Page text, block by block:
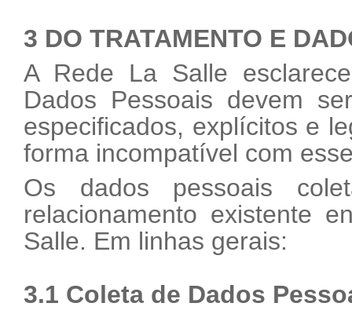
3 DO TRATAMENTO E
A Rede La Salle
Dados Pessoais devem
especificados, explícitos e
forma incompatível com
Os dados pessoais
relacionamento existente
Salle. Em linhas gerais:
3.1 Coleta de Dados